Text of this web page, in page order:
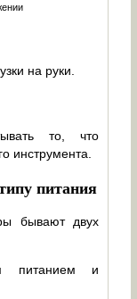
на руки.
то, что
инструмента.
питания
бывают двух
питанием и